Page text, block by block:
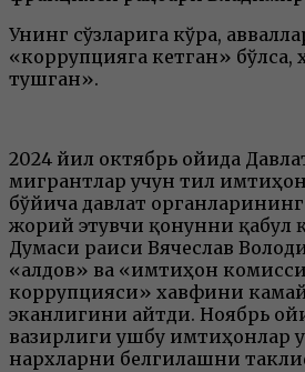
Унинг сўзларига кўра,
«коррупцияга кетган» бўлса,
тушган».
2024 йил октябрь ойида
мигрантлар учун тил
бўйича давлат
жорий этувчи қонунни қабул
Думаси раиси Вячеслав
«алдов» ва «имтиҳон
коррупцияси» хавфини
эканлигини айтди. Ноябрь
вазирлиги ушбу имтиҳонлар
нархларни белгилашни